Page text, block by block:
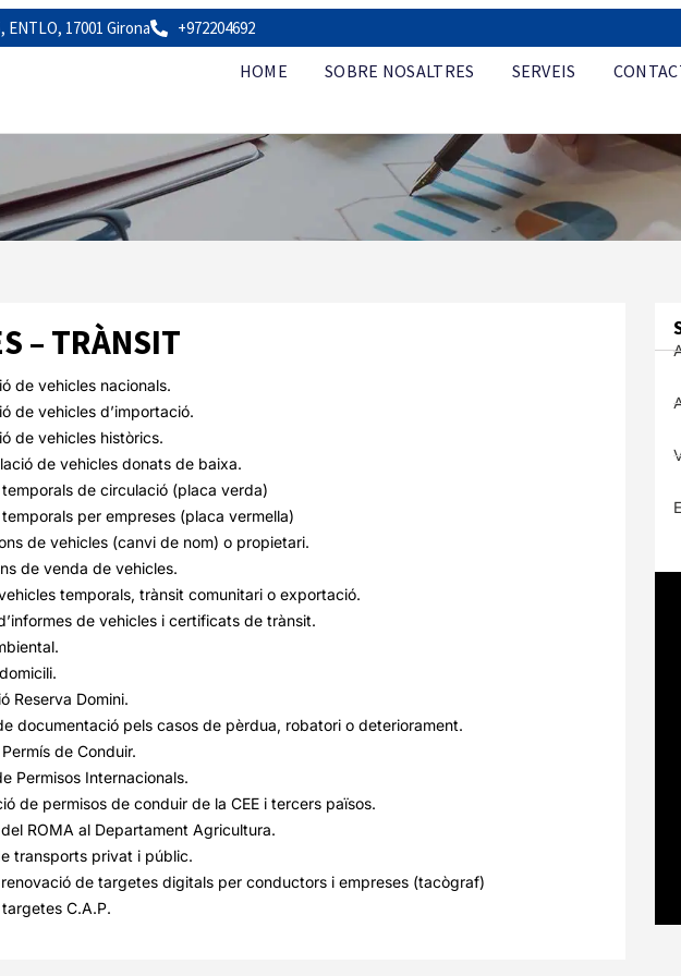
17001 Girona +972204692
HOME SOBRE NOSALTRES SERVEIS
– TRÀNSIT
de vehicles nacionals.
de vehicles d’importació.
de vehicles històrics.
de vehicles donats de baixa.
de circulació (placa verda)
per empreses (placa vermella)
de vehicles (canvi de nom) o propietari.
de venda de vehicles.
temporals, trànsit comunitari o exportació.
de vehicles i certificats de trànsit.
Reserva Domini.
documentació pels casos de pèrdua, robatori o deteriorament.
de Conduir.
Permisos Internacionals.
de permisos de conduir de la CEE i tercers països.
ROMA al Departament Agricultura.
transports privat i públic.
de targetes digitals per conductors i empreses (tacògraf)
C.A.P.